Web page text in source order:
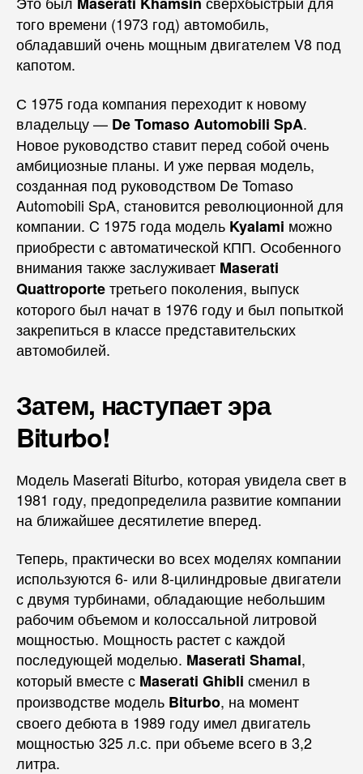
того времени (1973 год) автомобиль,
обладавший очень мощным двигателем V8 под
капотом.
С 1975 года компания переходит к новому
владельцу — De Tomaso Automobili SpA.
Новое руководство ставит перед собой очень
амбициозные планы. И уже первая модель,
созданная под руководством De Tomaso
Automobili SpA, становится революционной для
компании. C 1975 года модель Kyalami можно
приобрести с автоматической КПП. Особенного
внимания также заслуживает Maserati
Quattroporteтретьего поколения, выпуск
которого был начат в 1976 году и был попыткой
закрепиться в классе представительских
автомобилей.
Затем, наступает эра
Biturbo!
Модель Maserati Biturbo, которая увидела свет в
1981 году, предопределила развитие компании
на ближайшее десятилетие вперед.
Теперь, практически во всех моделях компании
используются 6- или 8-цилиндровые двигатели
с двумя турбинами, обладающие небольшим
рабочим объемом и колоссальной литровой
мощностью. Мощность растет с каждой
последующей моделью. Maserati Shamal,
который вместе с Maserati Ghibli сменил в
производстве модель Biturbo, на момент
своего дебюта в 1989 году имел двигатель
мощностью 325 л.с. при объеме всего в 3,2
литра.